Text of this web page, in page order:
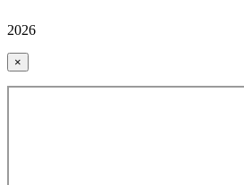
2026
×